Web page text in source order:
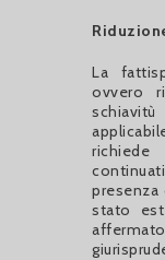
La
ovvero
stato